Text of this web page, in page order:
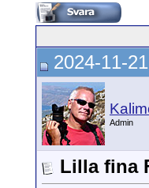
2024-11-
Admin
Lilla fina